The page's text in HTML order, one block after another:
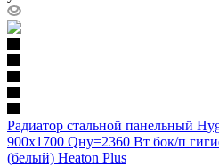
Радиатор стальной панельный
900х1700 Qну=2360 Вт бок/п
(белый) Heaton Plus